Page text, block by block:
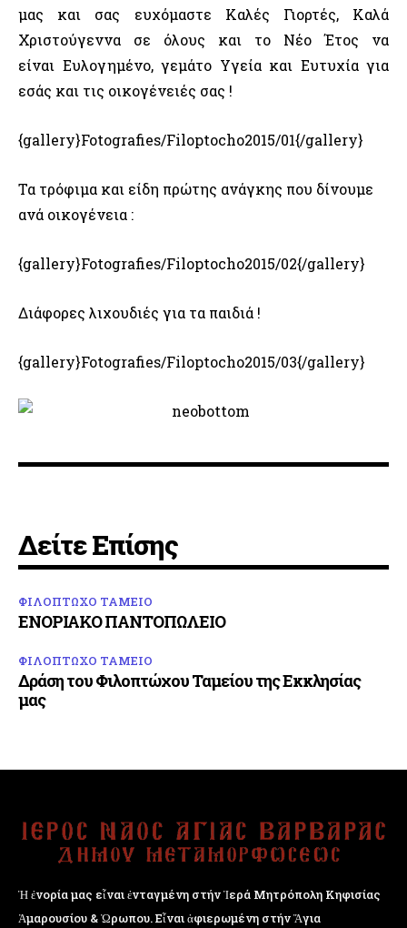
μας και σας ευχόμαστε Καλές Γιορτές, Καλά
Χριστούγεννα σε όλους και το Νέο Έτος να
είναι Ευλογημένο, γεμάτο Υγεία και Ευτυχία για
εσάς και τις οικογένειές σας !
{gallery}Fotografies/Filoptocho2015/01{/gallery}
Τα τρόφιμα και είδη πρώτης ανάγκης που δίνουμε
ανά οικογένεια :
{gallery}Fotografies/Filoptocho2015/02{/gallery}
Διάφορες λιχουδιές για τα παιδιά !
{gallery}Fotografies/Filoptocho2015/03{/gallery}
Δείτε Επίσης
ΦΙΛΟΠΤΩΧΟ ΤΑΜΕΙΟ
ΕΝΟΡΙΑΚΟ ΠΑΝΤΟΠΩΛΕΙΟ
ΦΙΛΟΠΤΩΧΟ ΤΑΜΕΙΟ
Δράση του Φιλοπτώχου Ταμείου της Εκκλησίας
μας
Ἡ ἐνορία μας εἶναι ἐνταγμένη στήν Ἱερά Μητρόπολη Κηφισίας
Ἁμαρουσίου & Ὠρωπου. Εἶναι ἀφιερωμένη στήν Ἅγια